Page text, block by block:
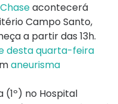
acontecerá
Campo Santo,
a partir das 13h.
desta quarta-feira
aneurisma
no Hospital